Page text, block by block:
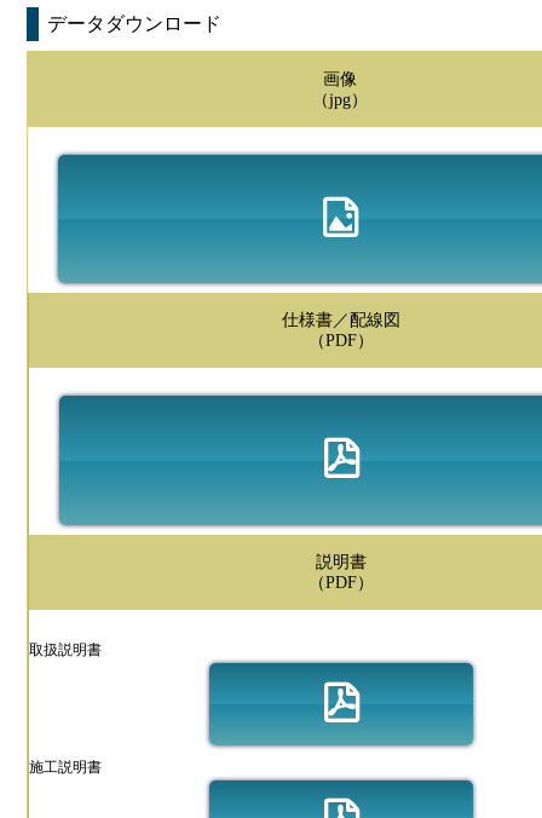
データダウンロード
画像
（jpg）
仕様書／配線図
（PDF）
説明書
（PDF）
取扱説明書
施工説明書